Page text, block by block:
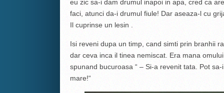
eu zic sa-i dam drumul inapoi in apa, cred ca
faci, atunci da-i drumul fiule! Dar aseaza-l cu
Il cuprinse un lesin .
Isi reveni dupa un timp, cand simti prin branhii
dar ceva inca il tinea nemiscat. Era mana
spunand bucuroasa “ – Si-a revenit tata. Pot
mare!“